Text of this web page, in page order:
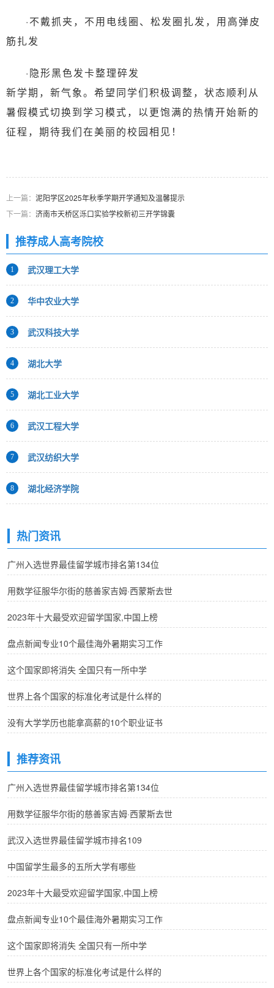
·不戴抓夹，不用电线圈、松发圈扎发，用高弹皮
筋扎发
·隐形黑色发卡整理碎发
新学期，新气象。希望同学们积极调整，状态顺利从
暑假模式切换到学习模式，以更饱满的热情开始新的
征程，期待我们在美丽的校园相见！
上一篇： 泥阳学区2025年秋季学期开学通知及温馨提示
下一篇： 济南市天桥区泺口实验学校新初三开学锦囊
推荐成人高考院校
1 武汉理工大学
2 华中农业大学
3 武汉科技大学
4 湖北大学
5 湖北工业大学
6 武汉工程大学
7 武汉纺织大学
8 湖北经济学院
热门资讯
广州入选世界最佳留学城市排名第134位
用数学征服华尔街的慈善家吉姆·西蒙斯去世
2023年十大最受欢迎留学国家,中国上榜
盘点新闻专业10个最佳海外暑期实习工作
这个国家即将消失 全国只有一所中学
世界上各个国家的标准化考试是什么样的
没有大学学历也能拿高薪的10个职业证书
推荐资讯
广州入选世界最佳留学城市排名第134位
用数学征服华尔街的慈善家吉姆·西蒙斯去世
武汉入选世界最佳留学城市排名109
中国留学生最多的五所大学有哪些
2023年十大最受欢迎留学国家,中国上榜
盘点新闻专业10个最佳海外暑期实习工作
这个国家即将消失 全国只有一所中学
世界上各个国家的标准化考试是什么样的